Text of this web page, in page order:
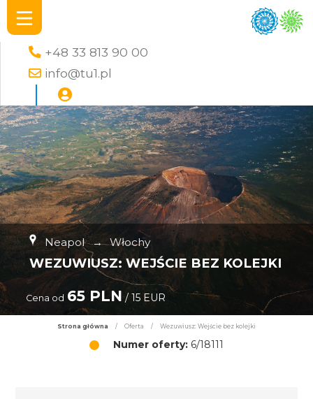
+48 33 813 90 00
info@tu1.pl
Neapol → Włochy
WEZUWIUSZ: WEJŚCIE BEZ KOLEJKI
Cena od 65 PLN/ 15 EUR
Strona główna / Oferta / Wezuwiusz: Wejście bez kolejki
Numer oferty: 6/18111